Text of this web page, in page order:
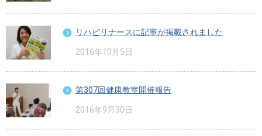
リハビリナースに記事が掲載されました
2016年10月5日
第307回健康教室開催報告
2016年9月30日